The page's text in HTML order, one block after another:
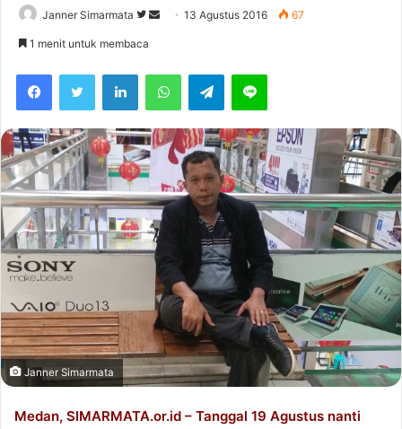
Janner Simarmata
F
o
n
w
i
t
a
e
a
i
l
13 Agustus 2016 67
1 menit untuk membaca
Telegram
Janner Simarmata
Medan, SIMARMATA.or.id – Tanggal 19 Agustus nanti